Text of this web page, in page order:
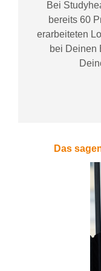
Bei
bereits 60
erarbeiteten
bei Deinen
Das